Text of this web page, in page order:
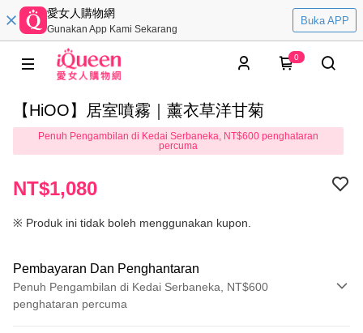
愛女人購物網
Gunakan App Kami Sekarang
Buka APP
0
【HiOO】居室噴霧｜薰衣草洋甘菊
Penuh Pengambilan di Kedai Serbaneka, NT$600 penghataran
percuma
NT$1,080
※ Produk ini tidak boleh menggunakan kupon.
Pembayaran Dan Penghantaran
Penuh Pengambilan di Kedai Serbaneka, NT$600
penghataran percuma